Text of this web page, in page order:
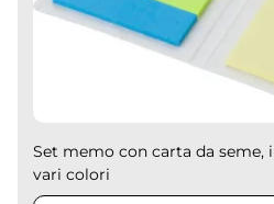
Set memo con carta da
vari colori